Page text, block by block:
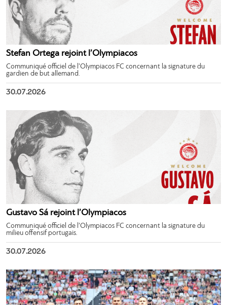
Stefan Ortega rejoint l’Olympiacos
Communiqué officiel de l’Olympiacos FC concernant la signature du
gardien de but allemand.
30.07.2026
Gustavo Sá rejoint l’Olympiacos
Communiqué officiel de l’Olympiacos FC concernant la signature du
milieu offensif portugais.
30.07.2026